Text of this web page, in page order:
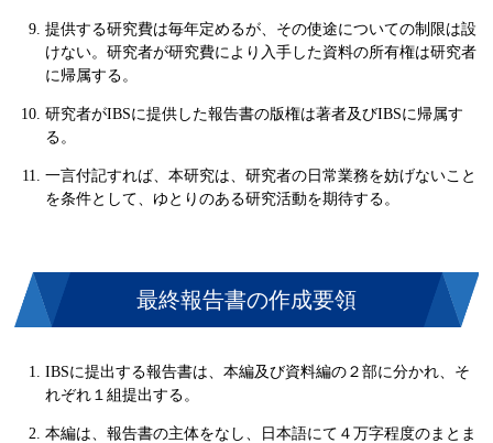
提供する研究費は毎年定めるが、その使途についての制限は設
けない。研究者が研究費により入手した資料の所有権は研究者
に帰属する。
研究者がIBSに提供した報告書の版権は著者及びIBSに帰属す
る。
一言付記すれば、本研究は、研究者の日常業務を妨げないこと
を条件として、ゆとりのある研究活動を期待する。
最終報告書の作成要領
IBSに提出する報告書は、本編及び資料編の２部に分かれ、そ
れぞれ１組提出する。
本編は、報告書の主体をなし、日本語にて４万字程度のまとま